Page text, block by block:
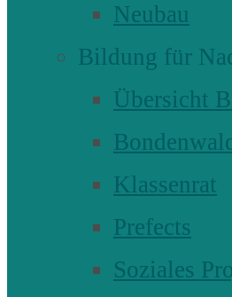
Neubau
Bildung für
Übersicht
Klassenrat
Prefects
Soziales